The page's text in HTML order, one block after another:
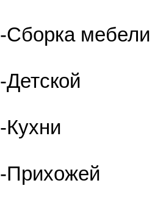
-Сборка
-Детской
-Кухни
-Прихожей